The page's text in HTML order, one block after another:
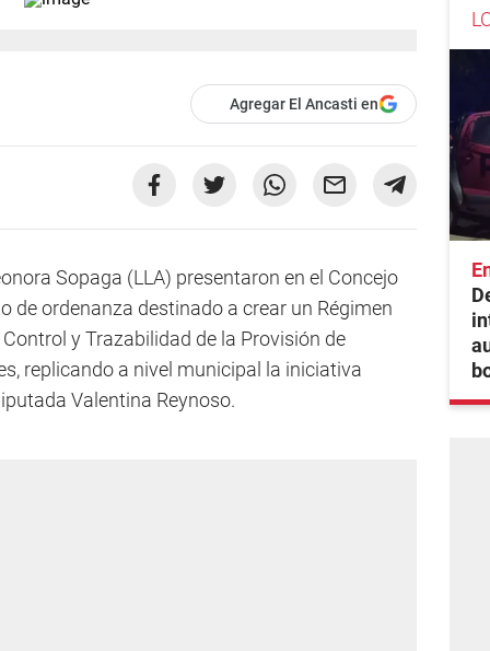
Agregar El Ancasti en
Sopaga (LLA) presentaron en el Concejo
de ordenanza destinado a crear un Régimen
y Trazabilidad de la Provisión de
replicando a nivel municipal la iniciativa
Valentina Reynoso.